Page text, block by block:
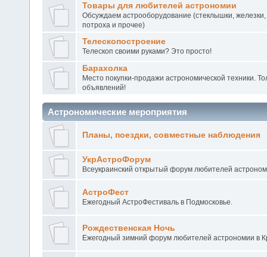
Товары для любителей астрономии
Обсуждаем астрооборудование (стеклышки,
потроха и прочее)
Телескопостроение
Телескоп своими руками? Это просто!
Барахолка
Место покупки-продажи астрономической техники.
объявлений!
Астрономические мероприятия
Планы, поездки, совместные наблюдения
УкрАстроФорум
Всеукраинский открытый форум любителей
АстроФест
Ежегодный АстроФестиваль в Подмосковье.
Рождественская Ночь
Ежегодный зимний форум любителей астрономии в